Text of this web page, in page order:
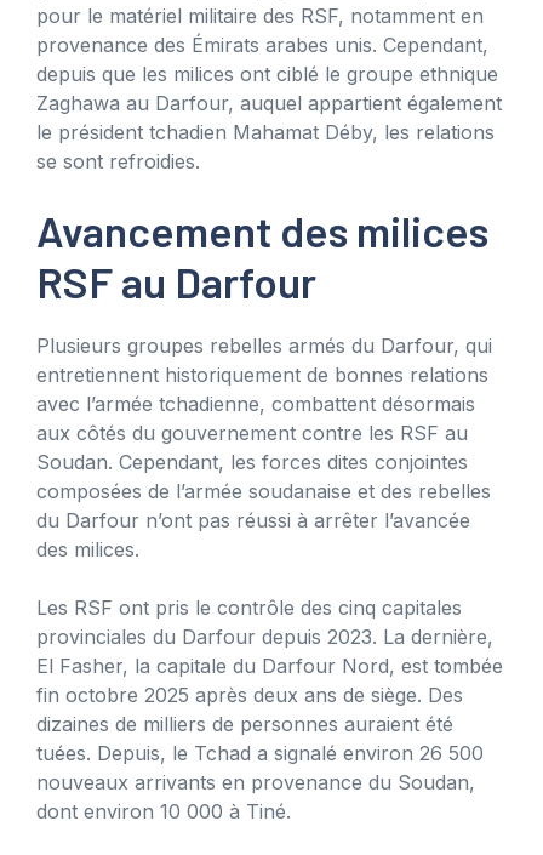
pour le matériel militaire des RSF, notamment en
provenance des Émirats arabes unis. Cependant,
depuis que les milices ont ciblé le groupe ethnique
Zaghawa au Darfour, auquel appartient également
le président tchadien Mahamat Déby, les relations
se sont refroidies.
Avancement des milices
RSF au Darfour
Plusieurs groupes rebelles armés du Darfour, qui
entretiennent historiquement de bonnes relations
avec l’armée tchadienne, combattent désormais
aux côtés du gouvernement contre les RSF au
Soudan. Cependant, les forces dites conjointes
composées de l’armée soudanaise et des rebelles
du Darfour n’ont pas réussi à arrêter l’avancée
des milices.
Les RSF ont pris le contrôle des cinq capitales
provinciales du Darfour depuis 2023. La dernière,
El Fasher, la capitale du Darfour Nord, est tombée
fin octobre 2025 après deux ans de siège. Des
dizaines de milliers de personnes auraient été
tuées. Depuis, le Tchad a signalé environ 26 500
nouveaux arrivants en provenance du Soudan,
dont environ 10 000 à Tiné.